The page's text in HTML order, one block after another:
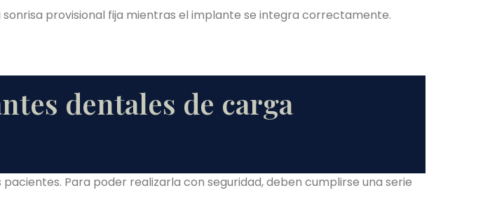
provisional fija mientras el implante se integra correctamente.
dentales de carga
Para poder realizarla con seguridad, deben cumplirse una serie